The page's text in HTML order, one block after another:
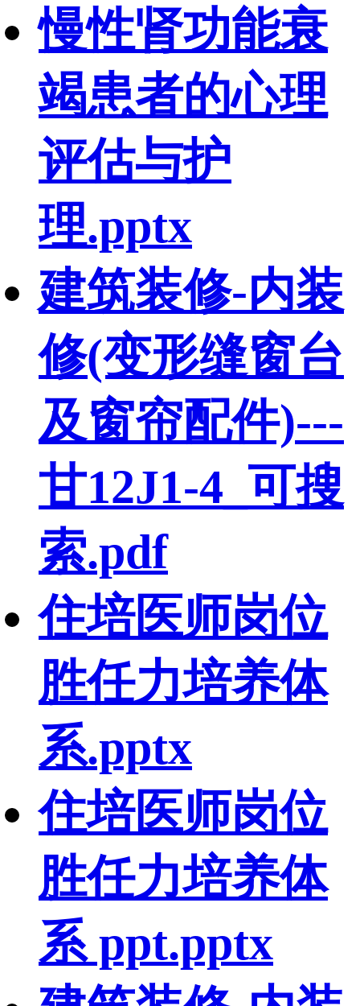
慢性肾功能衰
竭患者的心理
评估与护
理.pptx
建筑装修-内装
修(变形缝窗台
及窗帘配件)---
甘12J1-4_可搜
索.pdf
住培医师岗位
胜任力培养体
系.pptx
住培医师岗位
胜任力培养体
系 ppt.pptx